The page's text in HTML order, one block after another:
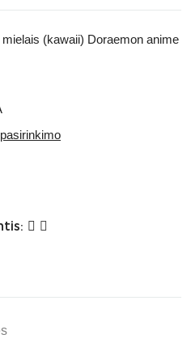
(kawaii) Doraemon anime